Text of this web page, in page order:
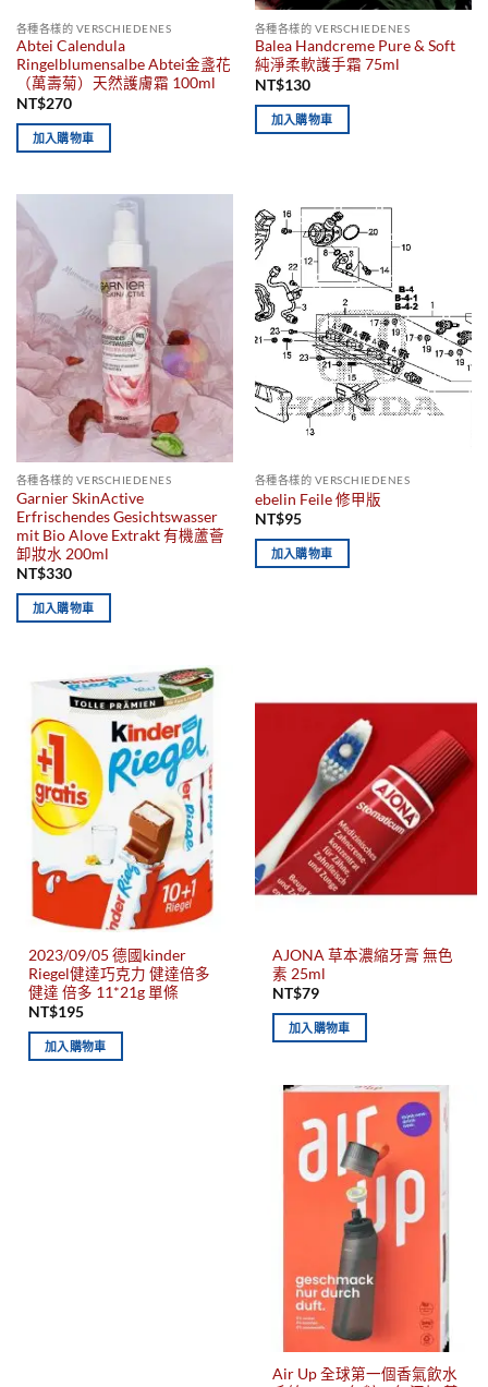
各種各樣的 VERSCHIEDENES
Abtei Calendula
Ringelblumensalbe Abtei金盞花
（萬壽菊）天然護膚霜 100ml
NT$270
加入購物車
各種各樣的 VERSCHIEDENES
Balea Handcreme Pure & Soft
純淨柔軟護手霜 75ml
NT$130
加入購物車
各種各樣的 VERSCHIEDENES
Garnier SkinActive
Erfrischendes Gesichtswasser
mit Bio Alove Extrakt 有機蘆薈
卸妝水 200ml
NT$330
加入購物車
各種各樣的 VERSCHIEDENES
ebelin Feile 修甲版
NT$95
加入購物車
2023/09/05 德國kinder
Riegel健達巧克力 健達倍多
健達 倍多 11*21g 單條
NT$195
加入購物車
AJONA 草本濃縮牙膏 無色
素 25ml
NT$79
加入購物車
Air Up 全球第一個香氣飲水